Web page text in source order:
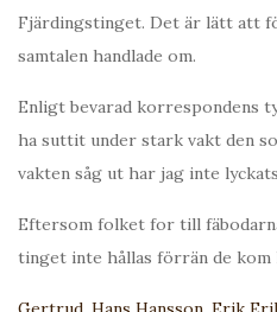
Fjärdingstinget. Det är lätt att
samtalen handlade om.
Enligt bevarad korrespondens
ha suttit under stark vakt den
vakten såg ut har jag inte
Eftersom folket for till
tinget inte hållas förrän de kom